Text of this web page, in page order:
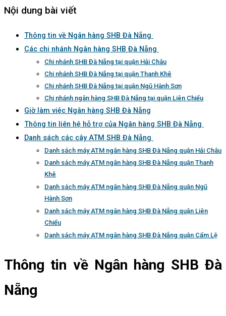
Nội dung bài viết
Thông tin về Ngân hàng SHB Đà Nẵng
Các chi nhánh Ngân hàng SHB Đà Nẵng
Chi nhánh SHB Đà Nẵng tại quận Hải Châu
Chi nhánh SHB Đà Nẵng tại quận Thanh Khê
Chi nhánh SHB Đà Nẵng tại quận Ngũ Hành Sơn
Chi nhánh ngân hàng SHB Đà Nẵng tại quận Liên Chiểu
Giờ làm việc Ngân hàng SHB Đà Nẵng
Thông tin liên hệ hỗ trợ của Ngân hàng SHB Đà Nẵng
Danh sách các cây ATM SHB Đà Nẵng
Danh sách máy ATM ngân hàng SHB Đà Nẵng quận Hải Châu
Danh sách máy ATM ngân hàng SHB Đà Nẵng quận Thanh
Khê
Danh sách máy ATM ngân hàng SHB Đà Nẵng quận Ngũ
Hành Sơn
Danh sách máy ATM ngân hàng SHB Đà Nẵng quận Liên
Chiểu
Danh sách máy ATM ngân hàng SHB Đà Nẵng quận Cẩm Lệ
Thông tin về Ngân hàng SHB Đà
Nẵng